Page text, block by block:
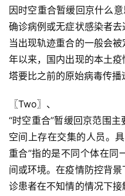
因时空重合暂缓回京什么
确诊病例或无症状感染者去
当出现轨迹重合的一般会
年以来，国内出现的本土
塔要比之前的原始病毒传播
〖Two〗、
“时空重合”暂缓回京范围
空间上存在交集的人员。
重合”指的是不同个体在同
间或环境。在疫情防控背
诊患者在不知情的情况下